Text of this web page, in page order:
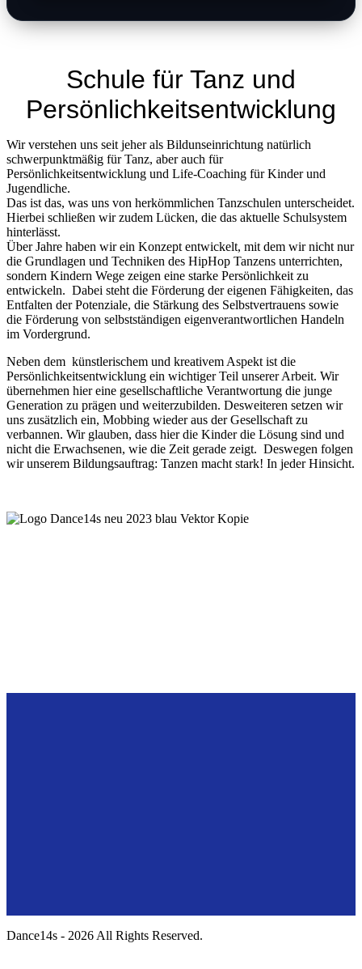
Schule für Tanz und
Persönlichkeitsentwicklung
Wir verstehen uns seit jeher als Bildunseinrichtung natürlich
schwerpunktmäßig für Tanz, aber auch für
Persönlichkeitsentwicklung und Life-Coaching für Kinder und
Jugendliche.
Das ist das, was uns von herkömmlichen Tanzschulen unterscheidet.
Hierbei schließen wir zudem Lücken, die das aktuelle Schulsystem
hinterlässt.
Über Jahre haben wir ein Konzept entwickelt, mit dem wir nicht nur
die Grundlagen und Techniken des HipHop Tanzens unterrichten,
sondern Kindern Wege zeigen eine starke Persönlichkeit zu
entwickeln. Dabei steht die Förderung der eigenen Fähigkeiten, das
Entfalten der Potenziale, die Stärkung des Selbstvertrauens sowie
die Förderung von selbstständigen eigenverantwortlichen Handeln
im Vordergrund.
Neben dem künstlerischem und kreativem Aspekt ist die
Persönlichkeitsentwicklung ein wichtiger Teil unserer Arbeit. Wir
übernehmen hier eine gesellschaftliche Verantwortung die junge
Generation zu prägen und weiterzubilden. Desweiteren setzen wir
uns zusätzlich ein, Mobbing wieder aus der Gesellschaft zu
verbannen. Wir glauben, dass hier die Kinder die Lösung sind und
nicht die Erwachsenen, wie die Zeit gerade zeigt. Deswegen folgen
wir unserem Bildungsauftrag: Tanzen macht stark! In jeder Hinsicht.
Dance14s - 2026 All Rights Reserved.